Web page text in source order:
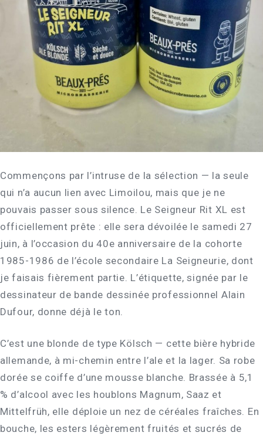
Commençons par l’intruse de la sélection — la seule
qui n’a aucun lien avec Limoilou, mais que je ne
pouvais passer sous silence. Le Seigneur Rit XL est
officiellement prête : elle sera dévoilée le samedi 27
juin, à l’occasion du 40e anniversaire de la cohorte
1985-1986 de l’école secondaire La Seigneurie, dont
je faisais fièrement partie. L’étiquette, signée par le
dessinateur de bande dessinée professionnel Alain
Dufour, donne déjà le ton.
C’est une blonde de type Kölsch — cette bière hybride
allemande, à mi-chemin entre l’ale et la lager. Sa robe
dorée se coiffe d’une mousse blanche. Brassée à 5,1
% d’alcool avec les houblons Magnum, Saaz et
Mittelfrüh, elle déploie un nez de céréales fraîches. En
bouche, les esters légèrement fruités et sucrés de